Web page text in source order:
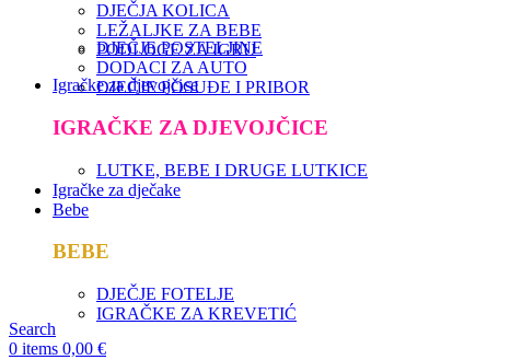
DJEČJA KOLICA
LEŽALJKE ZA BEBE
PODLOGE ZA IGRU
DJEČJE POSTELJINE
DODACI ZA AUTO
DJEČJE POSUĐE I PRIBOR
Igračke za djevojčice
IGRAČKE ZA DJEVOJČICE
LUTKE, BEBE I DRUGE LUTKICE
Igračke za dječake
Bebe
BEBE
DJEČJE FOTELJE
IGRAČKE ZA KREVETIĆ
Search
0 items 0,00 €